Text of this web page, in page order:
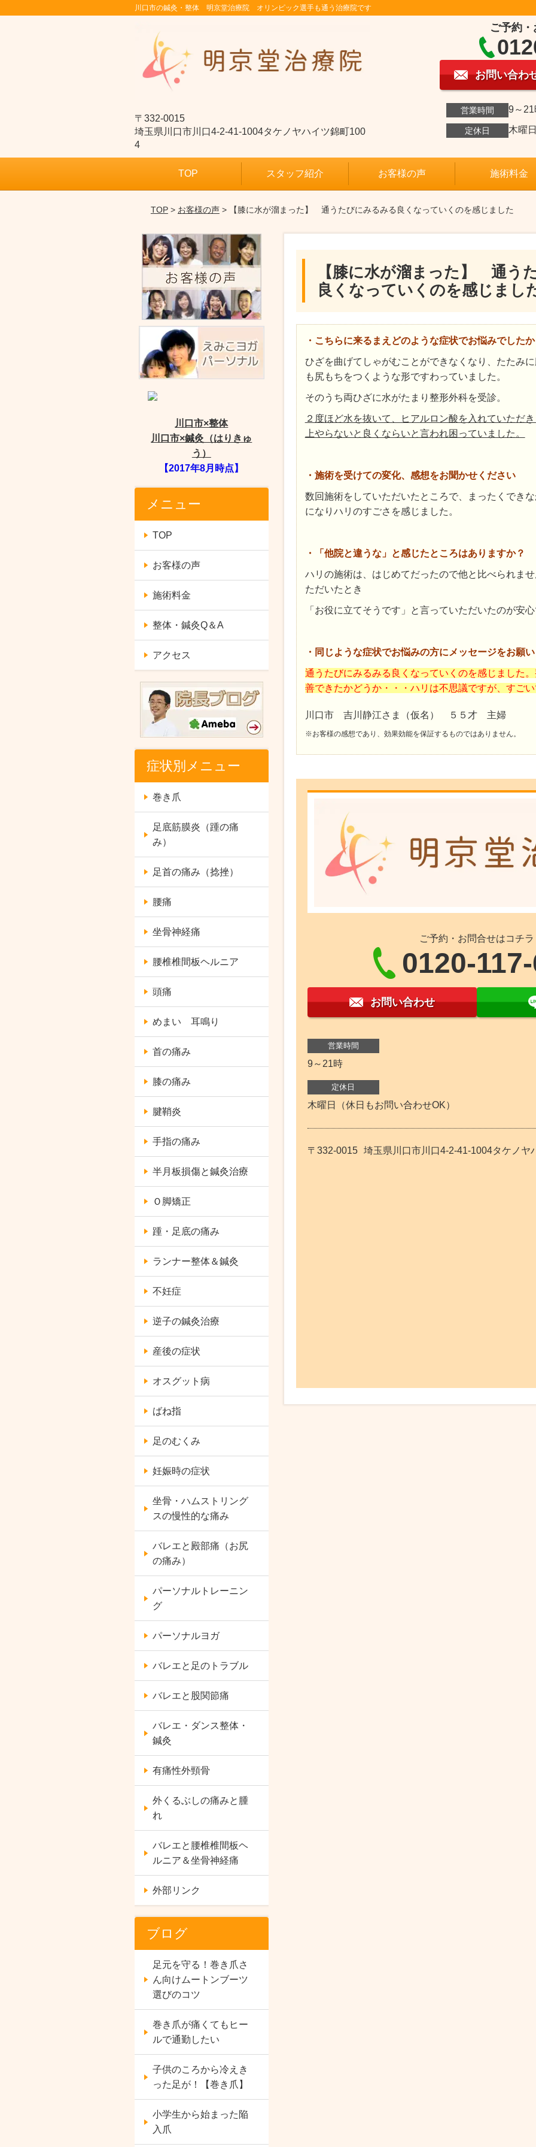
川口市の鍼灸・整体 明京堂治療院 オリンピック選手も通う治療院です
〒332-0015
埼玉県川口市川口4-2-41-1004タケノヤハイツ錦町100
4
ご予約
お問い合わ
営業時間 9～21
定休日 木曜
TOP スタッフ紹介 お客様の声 施術料金
TOP> お客様の声> 【膝に水が溜まった】 通うたびにみるみる良くなっていくのを感じました
【膝に水が溜まった】 通う
良くなっていくのを感じまし
・こちらに来るまえどのような症状でお悩みでしたか
ひざを曲げてしゃがむことができなくなり、たたみ
も尻もちをつくような形ですわっていました。
そのうち両ひざに水がたまり整形外科を受診。
２度ほど水を抜いて、ヒアルロン酸を入れていただ
上やらないと良くならいと言われ困っていました。
・施術を受けての変化、感想をお聞かせください
数回施術をしていただいたところで、まったくでき
になりハリのすごさを感じました。
・「他院と違うな」と感じたところはありますか？
ハリの施術は、はじめてだったので他と比べられま
ただいたとき
「お役に立てそうです」と言っていただいたのが安心
・同じような症状でお悩みの方にメッセージをお願い
通うたびにみるみる良くなっていくのを感じました
善できたかどうか・・・ハリは不思議ですが、すごい
川口市 吉川静江さま（仮名） ５５才 主婦
※お客様の感想であり、効果効能を保証するものではありません。
ご予約・お問合せはコチラ
0120-
お問い合わせ
営業時間
9～21時
定休日
木曜日（休日もお問い合わせOK）
〒332-0015 埼玉県川口市川口4-2-41-1004タケノヤ
川口市×整体
川口市×鍼灸（はりきゅ
う）
【2017年8月時点】
メニュー
TOP
お客様の声
施術料金
整体・鍼灸Q＆A
アクセス
症状別メニュー
巻き爪
足底筋膜炎（踵の痛
み）
足首の痛み（捻挫）
腰痛
坐骨神経痛
腰椎椎間板ヘルニア
頭痛
めまい 耳鳴り
首の痛み
膝の痛み
腱鞘炎
手指の痛み
半月板損傷と鍼灸治療
Ｏ脚矯正
踵・足底の痛み
ランナー整体＆鍼灸
不妊症
逆子の鍼灸治療
産後の症状
オスグット病
ばね指
足のむくみ
妊娠時の症状
坐骨・ハムストリング
スの慢性的な痛み
バレエと殿部痛（お尻
の痛み）
パーソナルトレーニン
グ
パーソナルヨガ
バレエと足のトラブル
バレエと股関節痛
バレエ・ダンス整体・
鍼灸
有痛性外頸骨
外くるぶしの痛みと腫
れ
バレエと腰椎椎間板ヘ
ルニア＆坐骨神経痛
外部リンク
ブログ
足元を守る！巻き爪さ
ん向けムートンブーツ
選びのコツ
巻き爪が痛くてもヒー
ルで通勤したい
子供のころから冷えき
った足が！【巻き爪】
小学生から始まった陥
入爪